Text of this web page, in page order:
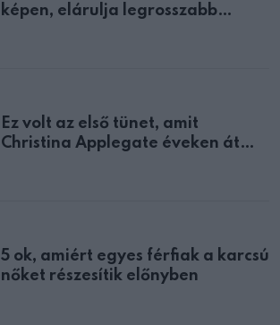
képen, elárulja legrosszabb
Ez volt az első tünet, amit
Christina Applegate éveken át
5 ok, amiért egyes férfiak a karcsú
nőket részesítik előnyben